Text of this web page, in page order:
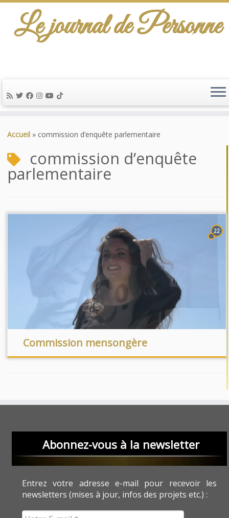
au
Le journal de Personne
Accueil » commission d’enquête parlementaire
commission d’enquête
parlementaire
22
Commission mensongère
Abonnez-vous à la newsletter
Entrez votre adresse e-mail pour recevoir les
newsletters (mises à jour, infos des projets etc.) :